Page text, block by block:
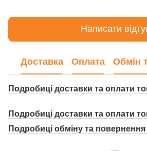
Написати
Доставка Оплата Обмін
Подробиці доставки та оплати
Подробиці доставки та оплати
Подробиці обміну та